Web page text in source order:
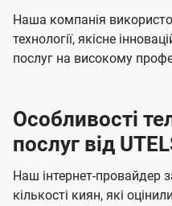
Наша компанія
технології, якісне
послуг на високому
Особливості
послуг від
Наш інтернет-провайдер
кількості киян, які